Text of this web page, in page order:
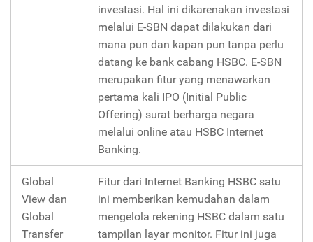
investasi. Hal ini dikarenakan investasi
melalui E-SBN dapat dilakukan dari
mana pun dan kapan pun tanpa perlu
datang ke bank cabang HSBC. E-SBN
merupakan fitur yang menawarkan
pertama kali IPO (Initial Public
Offering) surat berharga negara
melalui online atau HSBC Internet
Banking.
Global
View dan
Global
Transfer
Fitur dari Internet Banking HSBC satu
ini memberikan kemudahan dalam
mengelola rekening HSBC dalam satu
tampilan layar monitor. Fitur ini juga